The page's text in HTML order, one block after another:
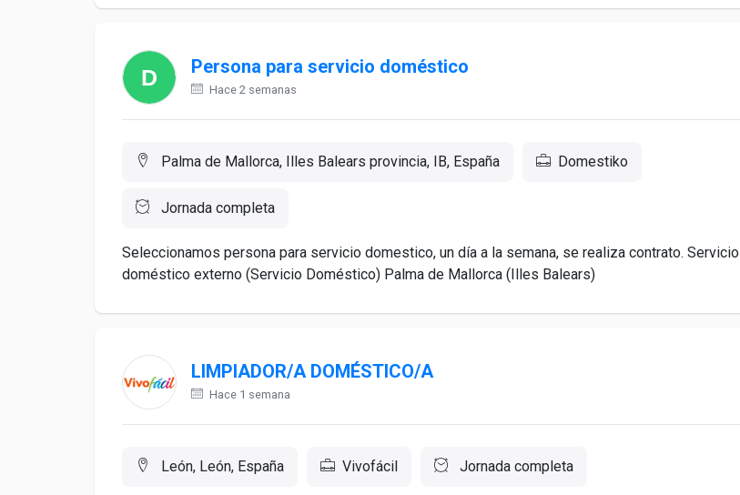
Persona para servicio doméstico
Hace 2 semanas
Palma de Mallorca, Illes Balears provincia, IB, España Domestiko
Jornada completa
Seleccionamos persona para servicio domestico, un día a la semana, se realiza contrato. Servicio
doméstico externo (Servicio Doméstico) Palma de Mallorca (Illes Balears)
LIMPIADOR/A DOMÉSTICO/A
Hace 1 semana
León, León, España Vivofácil Jornada completa